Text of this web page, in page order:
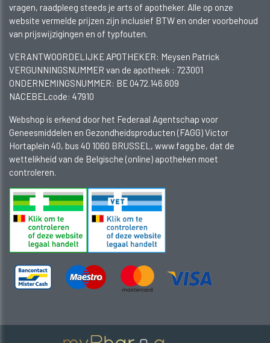
vragen, raadpleeg steeds je arts of apotheker. Alle op onze
website vermelde prijzen zijn inclusief BTW en onder voorbehoud
van prijswijzigingen en of typfouten.
VERANTWOORDELIJKE APOTHEKER: Meysen Patrick
VERGUNNINGSNUMMER van de apotheek : 723001
ONDERNEMINGSNUMMER: BE 0472.146.609
NACEBELcode: 47910
Webshop is erkend door het Federaal Agentschap voor
Geneesmiddelen en Gezondheidsproducten (FAGG) Victor
Hortaplein 40, bus 40 1060 BRUSSEL, www.fagg.be, dat de
wettelikheid van de Belgische (online) apotheken moet
controleren.